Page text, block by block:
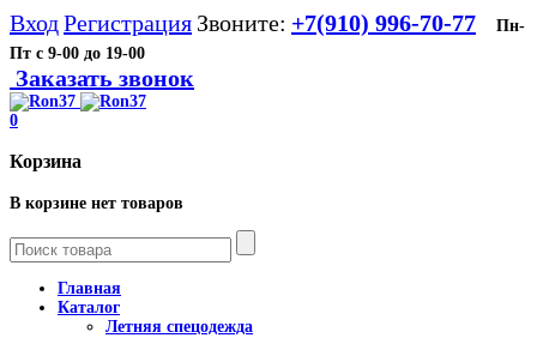
ВходРегистрация Звоните: +7(910) 996-70-77
Пн-
Пт с 9-00 до 19-00
Заказать звонок
0
Корзина
В корзине нет товаров
Главная
Каталог
Летняя спецодежда